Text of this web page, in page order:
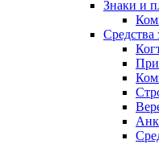
Знаки и